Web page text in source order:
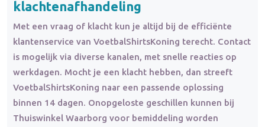
klachtenafhandeling
Met een vraag of klacht kun je altijd bij de efficiënte
klantenservice van VoetbalShirtsKoning terecht. Contact
is mogelijk via diverse kanalen, met snelle reacties op
werkdagen. Mocht je een klacht hebben, dan streeft
VoetbalShirtsKoning naar een passende oplossing
binnen 14 dagen. Onopgeloste geschillen kunnen bij
Thuiswinkel Waarborg voor bemiddeling worden